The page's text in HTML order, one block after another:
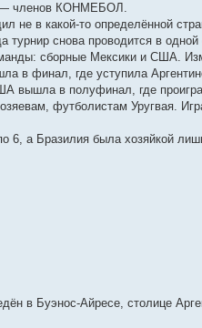
— членов КОНМЕБОЛ.
не в какой-то определённой
снова проводится в одной
сборные Мексики и США.
в финал, где уступила
вышла в полуфинал, где
футболистам Уругвая.
6, а Бразилия была хозяйкой
в Буэнос-Айресе, столице